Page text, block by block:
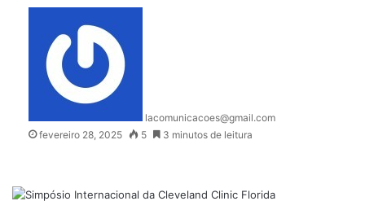
lacomunicacoes@gmail.com
fevereiro 28, 2025
5 3 minutos de leitura